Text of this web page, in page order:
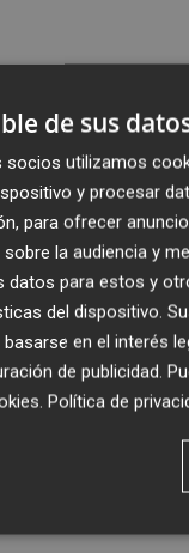
de sus
utilizamos
y procesar
para ofrecer
la audiencia y
datos para estos y
del dispositivo.
en el interés
de publicidad.
. Política de